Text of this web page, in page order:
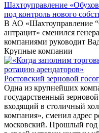
Шахтоуправление
под контроль нового
В АО «Шахтоуправление
антрацит» сменился
компаниями руководит
Крупные компании
Ростовский зерновой
Одна из крупнейших
государственный
входящий в столичный
компания», сменил адрес
московский. Прошлый год